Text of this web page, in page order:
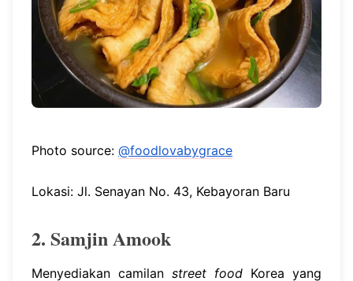
Photo source: @foodlovabygrace
Lokasi: Jl. Senayan No. 43, Kebayoran Baru
2. Samjin Amook
Menyediakan camilan street food Korea yang